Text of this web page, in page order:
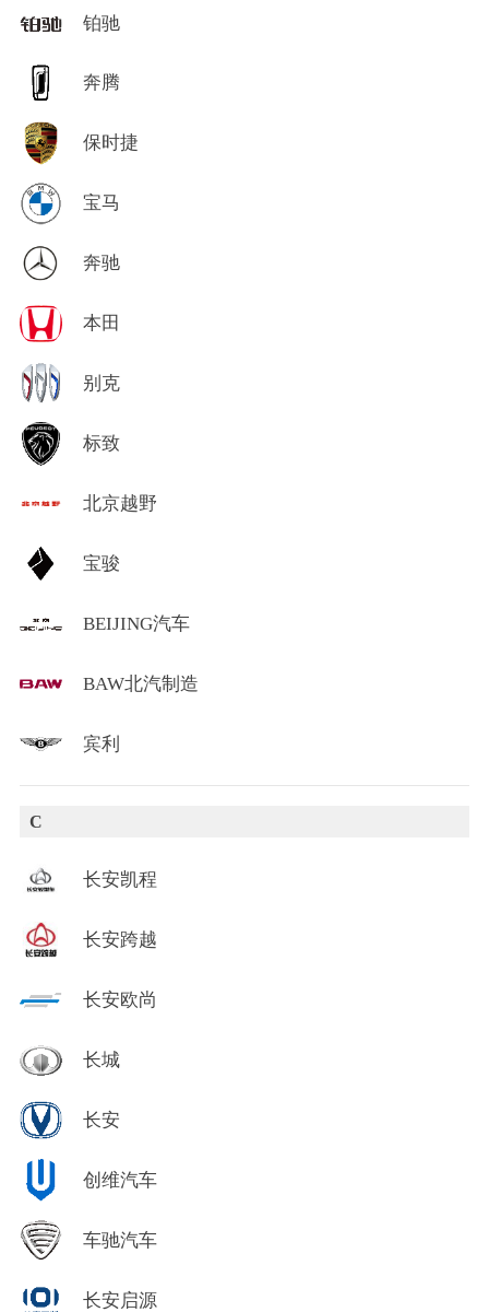
铂驰
奔腾
保时捷
宝马
奔驰
本田
别克
标致
北京越野
宝骏
BEIJING汽车
BAW北汽制造
宾利
C
长安凯程
长安跨越
长安欧尚
长城
长安
创维汽车
车驰汽车
长安启源